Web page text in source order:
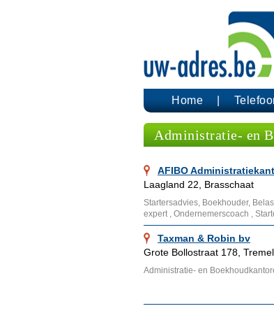
Home
Administratie- en
AFIBO
Laagland 22, Brasschaat
Startersadvies, Boekhouder,
expert , Ondernemerscoach ,
Taxman & Robin bv
Grote Bollostraat 178,
Administratie- en